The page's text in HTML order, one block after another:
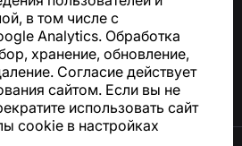
в том числе с
Analytics. Обработка
хранение, обновление,
Согласие действует
сайтом. Если вы не
использовать сайт
cookie в настройках